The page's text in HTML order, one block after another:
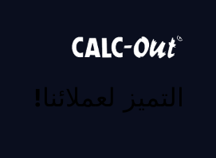
التميز لعملائنا!